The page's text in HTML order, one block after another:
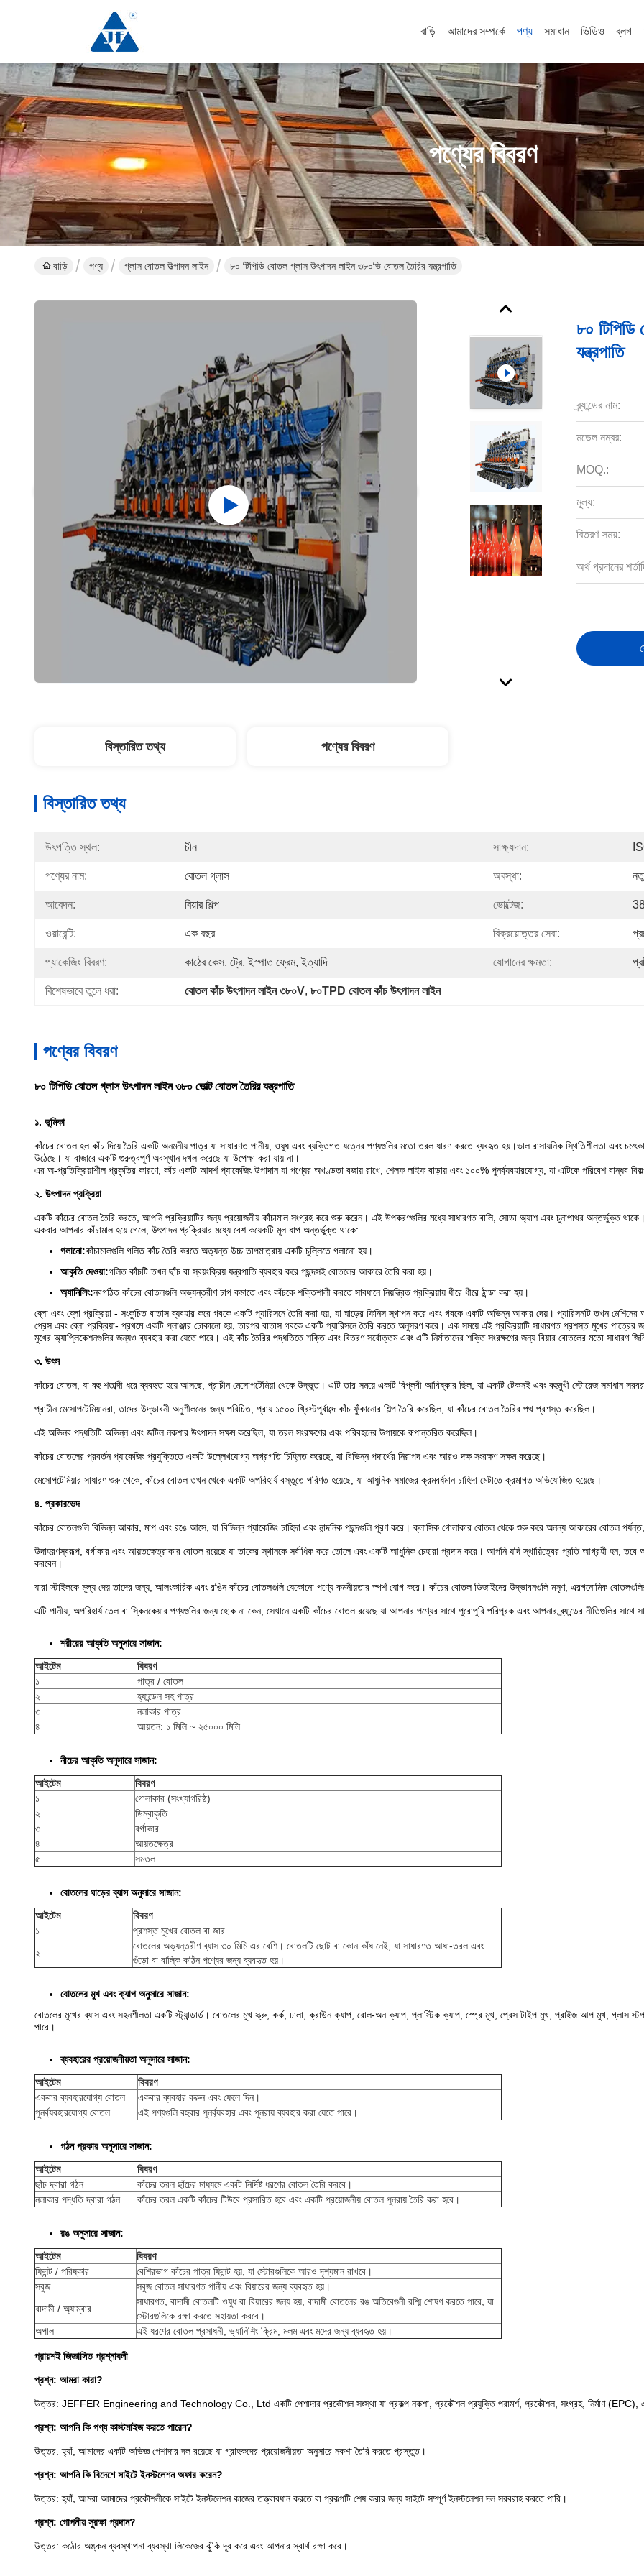
বাড়ি আমাদের সম্পর্কে পণ্য সমাধান ভিডিও ব্লগ
পণ্যের বিবরণ
বাড়ি পণ্য গ্লাস বোতল উত্পাদন লাইন ৮০ টিপিডি বোতল গ্লাস উৎপাদন লাইন ৩৮০ভি বোতল তৈরির যন্ত্রপাতি
৮০
যন্ত্রপাতি
ব্র্যান্ডের নাম:
মডেল নম্বর:
MOQ.:
মূল্য:
বিতরণ সময়:
অর্থ প্রদানের
বিস্তারিত তথ্য পণ্যের বিবরণ
বিস্তারিত তথ্য
উৎপত্তি স্থল: চীন সাক্ষ্যদান:
পণ্যের নাম: বোতল গ্লাস অবস্থা:
আবেদন: বিয়ার শিল্প ভোল্টেজ:
ওয়ারেন্টি: এক বছর বিক্রয়োত্তর সেবা:
প্যাকেজিং বিবরণ: কাঠের কেস, ট্রে, ইস্পাত ফ্রেম, ইত্যাদি যোগানের ক্ষমতা:
বিশেষভাবে তুলে ধরা: বোতল কাঁচ উৎপাদন লাইন ৩৮০V, ৮০TPD বোতল কাঁচ উৎপাদন লাইন
পণ্যের বিবরণ
৮০ টিপিডি বোতল গ্লাস উৎপাদন লাইন ৩৮০ ভোল্ট বোতল তৈরির যন্ত্রপাতি
১. ভূমিকা
কাঁচের বোতল হল কাঁচ দিয়ে তৈরি একটি অনমনীয় পাত্র যা সাধারণত পানীয়, ওষুধ এবং ব্যক্তিগত যত্নের পণ্যগুলির মতো তরল ধারণ করতে ব্যবহৃত হয়।ভাল রাসায়নিক স্থিতিশীলতা এবং
উঠেছে। যা বাজারে একটি গুরুত্বপূর্ণ অবস্থান দখল করেছে যা উপেক্ষা করা যায় না।
এর অ-প্রতিক্রিয়াশীল প্রকৃতির কারণে, কাঁচ একটি আদর্শ প্যাকেজিং উপাদান যা পণ্যের অখণ্ডতা বজায় রাখে, শেলফ লাইফ বাড়ায় এবং ১০০% পুনর্ব্যবহারযোগ্য, যা এটিকে পরিবেশ বান্ধব
২. উৎপাদন প্রক্রিয়া
একটি কাঁচের বোতল তৈরি করতে, আপনি প্রক্রিয়াটির জন্য প্রয়োজনীয় কাঁচামাল সংগ্রহ করে শুরু করেন। এই উপকরণগুলির মধ্যে সাধারণত বালি, সোডা অ্যাশ এবং চুনাপাথর অন্তর্ভুক্ত থাকে।
একবার আপনার কাঁচামাল হয়ে গেলে, উৎপাদন প্রক্রিয়ার মধ্যে বেশ কয়েকটি মূল ধাপ অন্তর্ভুক্ত থাকে:
গলানো:কাঁচামালগুলি গলিত কাঁচ তৈরি করতে অত্যন্ত উচ্চ তাপমাত্রায় একটি চুল্লিতে গলানো হয়।
আকৃতি দেওয়া:গলিত কাঁচটি তখন ছাঁচ বা স্বয়ংক্রিয় যন্ত্রপাতি ব্যবহার করে পছন্দসই বোতলের আকারে তৈরি করা হয়।
অ্যানিলিং:নবগঠিত কাঁচের বোতলগুলি অভ্যন্তরীণ চাপ কমাতে এবং কাঁচকে শক্তিশালী করতে সাবধানে নিয়ন্ত্রিত প্রক্রিয়ায় ধীরে ধীরে ঠান্ডা করা হয়।
ব্লো এবং ব্লো প্রক্রিয়া - সংকুচিত বাতাস ব্যবহার করে গবকে একটি প্যারিসনে তৈরি করা হয়, যা ঘাড়ের ফিনিস স্থাপন করে এবং গবকে একটি অভিন্ন আকার দেয়। প্যারিসনটি তখন
প্রেস এবং ব্লো প্রক্রিয়া- প্রথমে একটি প্লাঞ্জার ঢোকানো হয়, তারপর বাতাস গবকে একটি প্যারিসনে তৈরি করতে অনুসরণ করে। এক সময়ে এই প্রক্রিয়াটি সাধারণত প্রশস্ত মুখের পাত্রের
মুখের অ্যাপ্লিকেশনগুলির জন্যও ব্যবহার করা যেতে পারে। এই কাঁচ তৈরির পদ্ধতিতে শক্তি এবং বিতরণ সর্বোত্তম এবং এটি নির্মাতাদের শক্তি সংরক্ষণের জন্য বিয়ার বোতলের মতো সাধারণ
৩. উৎস
কাঁচের বোতল, যা বহু শতাব্দী ধরে ব্যবহৃত হয়ে আসছে, প্রাচীন মেসোপটেমিয়া থেকে উদ্ভূত। এটি তার সময়ে একটি বিপ্লবী আবিষ্কার ছিল, যা একটি টেকসই এবং বহুমুখী স্টোরেজ সমাধান
প্রাচীন মেসোপটেমিয়ানরা, তাদের উদ্ভাবনী অনুশীলনের জন্য পরিচিত, প্রায় ১৫০০ খ্রিস্টপূর্বাব্দে কাঁচ ফুঁকানোর শিল্প তৈরি করেছিল, যা কাঁচের বোতল তৈরির পথ প্রশস্ত করেছিল।
এই অভিনব পদ্ধতিটি অভিন্ন এবং জটিল নকশার উৎপাদন সক্ষম করেছিল, যা তরল সংরক্ষণের এবং পরিবহনের উপায়কে রূপান্তরিত করেছিল।
কাঁচের বোতলের প্রবর্তন প্যাকেজিং প্রযুক্তিতে একটি উল্লেখযোগ্য অগ্রগতি চিহ্নিত করেছে, যা বিভিন্ন পদার্থের নিরাপদ এবং আরও দক্ষ সংরক্ষণ সক্ষম করেছে।
মেসোপটেমিয়ার সাধারণ শুরু থেকে, কাঁচের বোতল তখন থেকে একটি অপরিহার্য বস্তুতে পরিণত হয়েছে, যা আধুনিক সমাজের ক্রমবর্ধমান চাহিদা মেটাতে ক্রমাগত অভিযোজিত হয়েছে।
৪. প্রকারভেদ
কাঁচের বোতলগুলি বিভিন্ন আকার, মাপ এবং রঙে আসে, যা বিভিন্ন প্যাকেজিং চাহিদা এবং নান্দনিক পছন্দগুলি পূরণ করে। ক্লাসিক গোলাকার বোতল থেকে শুরু করে অনন্য আকারের বোতল পর্যন্ত,
উদাহরণস্বরূপ, বর্গাকার এবং আয়তক্ষেত্রাকার বোতল রয়েছে যা তাকের স্থানকে সর্বাধিক করে তোলে এবং একটি আধুনিক চেহারা প্রদান করে। আপনি যদি স্থায়িত্বের প্রতি আগ্রহী হন,
করবেন।
যারা স্টাইলকে মূল্য দেয় তাদের জন্য, আলংকারিক এবং রঙিন কাঁচের বোতলগুলি যেকোনো পণ্যে কমনীয়তার স্পর্শ যোগ করে। কাঁচের বোতল ডিজাইনের উদ্ভাবনগুলি মসৃণ, এরগনোমিক
এটি পানীয়, অপরিহার্য তেল বা স্কিনকেয়ার পণ্যগুলির জন্য হোক না কেন, সেখানে একটি কাঁচের বোতল রয়েছে যা আপনার পণ্যের সাথে পুরোপুরি পরিপূরক এবং আপনার ব্র্যান্ডের নীতিগুলির সাথে
শরীরের আকৃতি অনুসারে সাজান:
আইটেম
বিবরণ
১
পাত্র / বোতল
২
হ্যান্ডেল সহ পাত্র
৩
নলাকার পাত্র
৪
আয়তন: ১ মিলি ~ ২৫০০০ মিলি
নীচের আকৃতি অনুসারে সাজান:
আইটেম
বিবরণ
১
গোলাকার (সংখ্যাগরিষ্ঠ)
২
ডিম্বাকৃতি
৩
বর্গাকার
৪
আয়তক্ষেত্র
৫
সমতল
বোতলের ঘাড়ের ব্যাস অনুসারে সাজান:
আইটেম
বিবরণ
১
প্রশস্ত মুখের বোতল বা জার
২
বোতলের অভ্যন্তরীণ ব্যাস ৩০ মিমি এর বেশি। বোতলটি ছোট বা কোন কাঁধ নেই, যা সাধারণত আধা-তরল এবং
গুঁড়ো বা বাল্কি কঠিন পণ্যের জন্য ব্যবহৃত হয়।
বোতলের মুখ এবং ক্যাপ অনুসারে সাজান:
বোতলের মুখের ব্যাস এবং সহনশীলতা একটি স্ট্যান্ডার্ড। বোতলের মুখ স্ক্রু, কর্ক, ঢালা, ক্রাউন ক্যাপ, রোল-অন ক্যাপ, প্লাস্টিক ক্যাপ, স্প্রে মুখ, প্রেস টাইপ মুখ, প্রাইজ আপ মুখ, গ্লাস
পারে।
ব্যবহারের প্রয়োজনীয়তা অনুসারে সাজান:
আইটেম
বিবরণ
একবার ব্যবহারযোগ্য বোতল
একবার ব্যবহার করুন এবং ফেলে দিন।
পুনর্ব্যবহারযোগ্য বোতল
এই পণ্যগুলি বহুবার পুনর্ব্যবহার এবং পুনরায় ব্যবহার করা যেতে পারে।
গঠন প্রকার অনুসারে সাজান:
আইটেম
বিবরণ
ছাঁচ দ্বারা গঠন
কাঁচের তরল ছাঁচের মাধ্যমে একটি নির্দিষ্ট ধরণের বোতল তৈরি করবে।
নলাকার পদ্ধতি দ্বারা গঠন
কাঁচের তরল একটি কাঁচের টিউবে প্রসারিত হবে এবং একটি প্রয়োজনীয় বোতল পুনরায় তৈরি করা হবে।
রঙ অনুসারে সাজান:
আইটেম
বিবরণ
ফ্লিন্ট / পরিষ্কার
বেশিরভাগ কাঁচের পাত্র ফ্লিন্ট হয়, যা স্টোরগুলিকে আরও দৃশ্যমান রাখবে।
সবুজ
সবুজ বোতল সাধারণত পানীয় এবং বিয়ারের জন্য ব্যবহৃত হয়।
বাদামী / অ্যাম্বার
সাধারণত, বাদামী বোতলটি ওষুধ বা বিয়ারের জন্য হয়, বাদামী বোতলের রঙ অতিবেগুনী রশ্মি শোষণ করতে পারে, যা
স্টোরগুলিকে রক্ষা করতে সহায়তা করবে।
অপাল
এই ধরণের বোতল প্রসাধনী, ভ্যানিশিং ক্রিম, মলম এবং মদের জন্য ব্যবহৃত হয়।
প্রায়শই জিজ্ঞাসিত প্রশ্নাবলী
প্রশ্ন: আমরা কারা?
উত্তর: JEFFER Engineering and Technology Co., Ltd একটি পেশাদার প্রকৌশল সংস্থা যা প্রকল্প নকশা, প্রকৌশল প্রযুক্তি পরামর্শ, প্রকৌশল, সংগ্রহ, নির্মাণ (EPC), এবং
প্রশ্ন: আপনি কি পণ্য কাস্টমাইজ করতে পারেন?
উত্তর: হ্যাঁ, আমাদের একটি অভিজ্ঞ পেশাদার দল রয়েছে যা গ্রাহকদের প্রয়োজনীয়তা অনুসারে নকশা তৈরি করতে প্রস্তুত।
প্রশ্ন: আপনি কি বিদেশে সাইটে ইনস্টলেশন অফার করেন?
উত্তর: হ্যাঁ, আমরা আমাদের প্রকৌশলীকে সাইটে ইনস্টলেশন কাজের তত্ত্বাবধান করতে বা প্রকল্পটি শেষ করার জন্য সাইটে সম্পূর্ণ ইনস্টলেশন দল সরবরাহ করতে পারি।
প্রশ্ন: গোপনীয় সুরক্ষা প্রদান?
উত্তর: কঠোর অঙ্কন ব্যবস্থাপনা ব্যবস্থা লিকেজের ঝুঁকি দূর করে এবং আপনার স্বার্থ রক্ষা করে।